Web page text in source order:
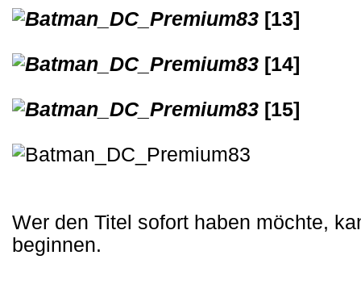
[13]
[14]
[15]
Wer den Titel sofort haben möchte,
beginnen.